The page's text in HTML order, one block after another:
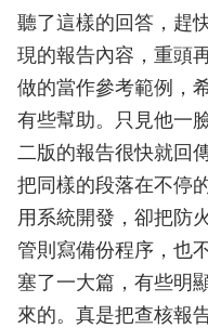
聽了這樣的回答，趕
現的報告內容，重頭
做的當作參考範例，
有些幫助。只見他一
二版的報告很快就回
把同樣的段落在不停
用系統開發，卻把防
管則寫備份程序，也
塞了一大篇，有些明
來的。真是把查核報